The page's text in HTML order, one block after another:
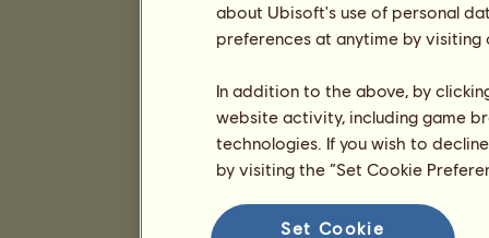
about Ubisoft's use of personal
preferences at anytime by
In addition to the above, by
website activity, including game
technologies. If you wish to
by visiting the “Set Cookie
Set Cookie